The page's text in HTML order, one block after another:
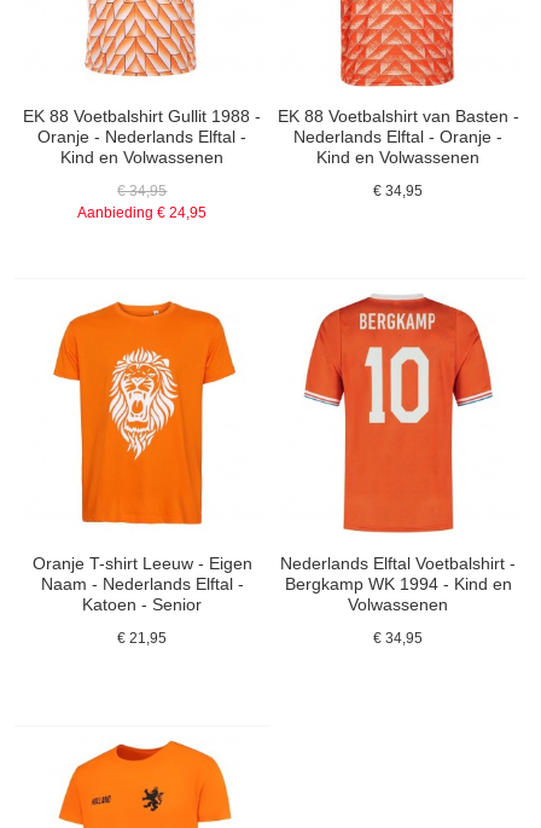
EK 88 Voetbalshirt Gullit 1988 -
Oranje - Nederlands Elftal -
Kind en Volwassenen
€ 34,95
Aanbieding € 24,95
EK 88 Voetbalshirt van Basten -
Nederlands Elftal - Oranje -
Kind en Volwassenen
€ 34,95
Oranje T-shirt Leeuw - Eigen
Naam - Nederlands Elftal -
Katoen - Senior
€ 21,95
Nederlands Elftal Voetbalshirt -
Bergkamp WK 1994 - Kind en
Volwassenen
€ 34,95